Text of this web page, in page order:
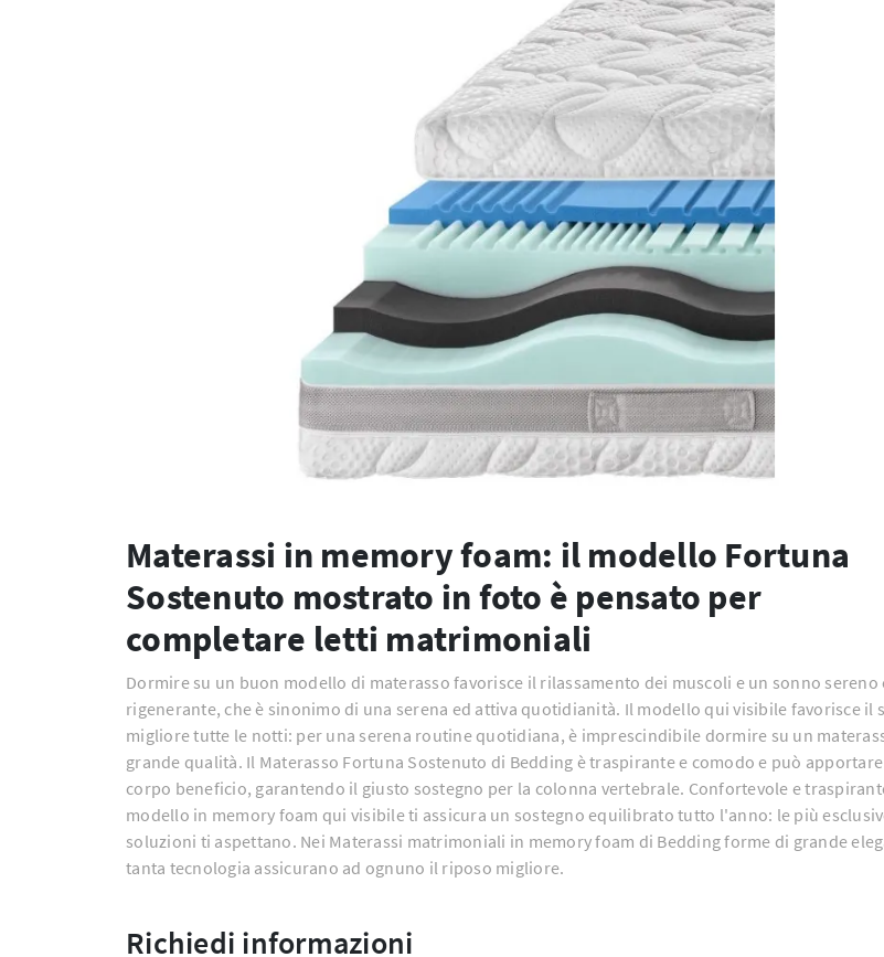
Materassi in memory foam: il modello Fortuna
Sostenuto mostrato in foto è pensato per
completare letti matrimoniali
Dormire su un buon modello di materasso favorisce il rilassamento dei muscoli e un sonno sereno
rigenerante, che è sinonimo di una serena ed attiva quotidianità. Il modello qui visibile favorisce il
migliore tutte le notti: per una serena routine quotidiana, è imprescindibile dormire su un
grande qualità. Il Materasso Fortuna Sostenuto di Bedding è traspirante e comodo e può
corpo beneficio, garantendo il giusto sostegno per la colonna vertebrale. Confortevole e
modello in memory foam qui visibile ti assicura un sostegno equilibrato tutto l'anno: le più
soluzioni ti aspettano. Nei Materassi matrimoniali in memory foam di Bedding forme di grande
tanta tecnologia assicurano ad ognuno il riposo migliore.
Richiedi informazioni